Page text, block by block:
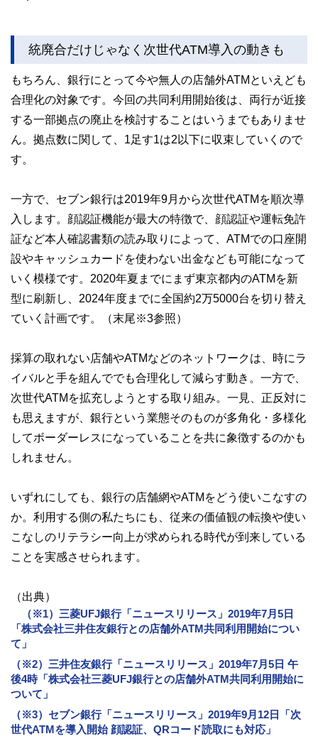
統廃合だけじゃなく次世代ATM導入の動きも
もちろん、銀行にとって今や無人の店舗外ATMといえども
合理化の対象です。今回の共同利用開始後は、両行が近接
する一部拠点の廃止を検討することはいうまでもありませ
ん。拠点数に関して、1足す1は2以下に収束していくので
す。
一方で、セブン銀行は2019年9月から次世代ATMを順次導
入します。顔認証機能が最大の特徴で、顔認証や運転免許
証など本人確認書類の読み取りによって、ATMでの口座開
設やキャッシュカードを使わない出金なども可能になって
いく模様です。2020年夏までにまず東京都内のATMを新
型に刷新し、2024年度までに全国約2万5000台を切り替え
ていく計画です。（末尾※3参照）
採算の取れない店舗やATMなどのネットワークは、時にラ
イバルと手を組んででも合理化して減らす動き。一方で、
次世代ATMを拡充しようとする取り組み。一見、正反対に
も思えますが、銀行という業態そのものが多角化・多様化
してボーダーレスになっていることを共に象徴するのかも
しれません。
いずれにしても、銀行の店舗網やATMをどう使いこなすの
か。利用する側の私たちにも、従来の価値観の転換や使い
こなしのリテラシー向上が求められる時代が到来している
ことを実感させられます。
（出典）
（※1）三菱UFJ銀行「ニュースリリース」2019年7月5日
「株式会社三井住友銀行との店舗外ATM共同利用開始につい
て」
（※2）三井住友銀行「ニュースリリース」2019年7月5日 午
後4時「株式会社三菱UFJ銀行との店舗外ATM共同利用開始に
ついて」
（※3）セブン銀行「ニュースリリース」2019年9月12日「次
世代ATMを導入開始 顔認証、QRコード読取にも対応」